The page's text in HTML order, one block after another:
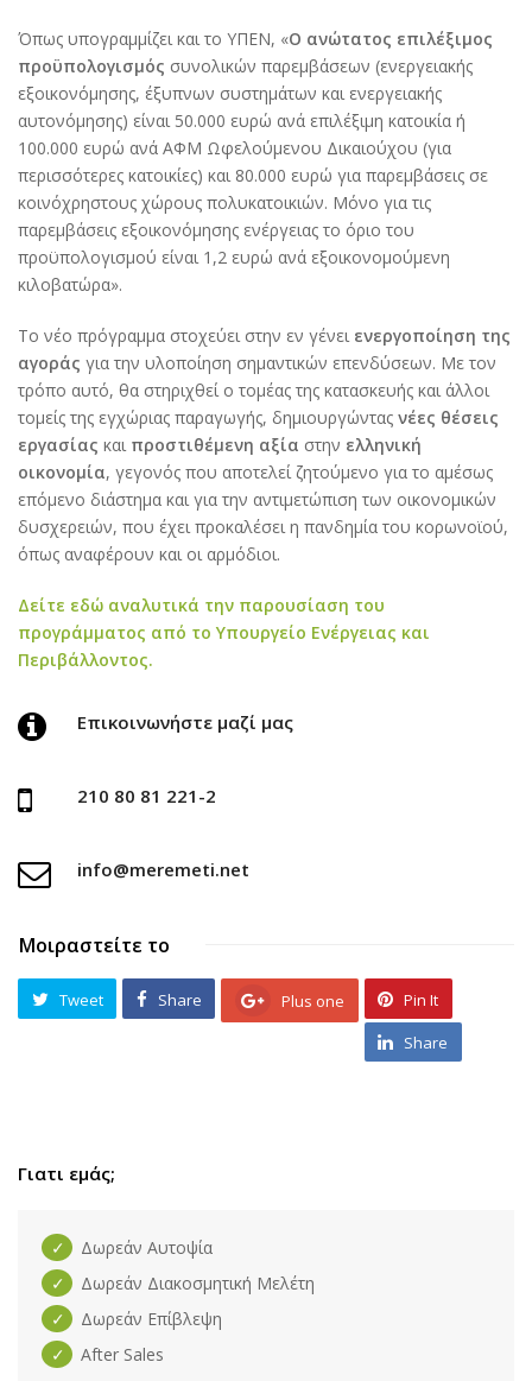
Όπως υπογραμμίζει και το ΥΠΕΝ, «Ο ανώτατος επιλέξιμος
προϋπολογισμός συνολικών παρεμβάσεων (ενεργειακής
εξοικονόμησης, έξυπνων συστημάτων και ενεργειακής
αυτονόμησης) είναι 50.000 ευρώ ανά επιλέξιμη κατοικία ή
100.000 ευρώ ανά ΑΦΜ Ωφελούμενου Δικαιούχου (για
περισσότερες κατοικίες) και 80.000 ευρώ για παρεμβάσεις σε
κοινόχρηστους χώρους πολυκατοικιών. Μόνο για τις
παρεμβάσεις εξοικονόμησης ενέργειας το όριο του
προϋπολογισμού είναι 1,2 ευρώ ανά εξοικονομούμενη
κιλοβατώρα».
Το νέο πρόγραμμα στοχεύει στην εν γένει ενεργοποίηση της
αγοράς για την υλοποίηση σημαντικών επενδύσεων. Με τον
τρόπο αυτό, θα στηριχθεί ο τομέας της κατασκευής και άλλοι
τομείς της εγχώριας παραγωγής, δημιουργώντας νέες θέσεις
εργασίας και προστιθέμενη αξία στην ελληνική
οικονομία, γεγονός που αποτελεί ζητούμενο για το αμέσως
επόμενο διάστημα και για την αντιμετώπιση των οικονομικών
δυσχερειών, που έχει προκαλέσει η πανδημία του κορωνοϊού,
όπως αναφέρουν και οι αρμόδιοι.
Δείτε εδώ αναλυτικά την παρουσίαση του
προγράμματος από το Υπουργείο Ενέργειας και
Περιβάλλοντος.
Επικοινωνήστε μαζί μας
210 80 81 221-2
info@meremeti.net
Μοιραστείτε το
Tweet Share Plus one Pin It
Share
Γιατι εμάς;
Δωρεάν Αυτοψία
Δωρεάν Διακοσμητική Μελέτη
Δωρεάν Επίβλεψη
After Sales